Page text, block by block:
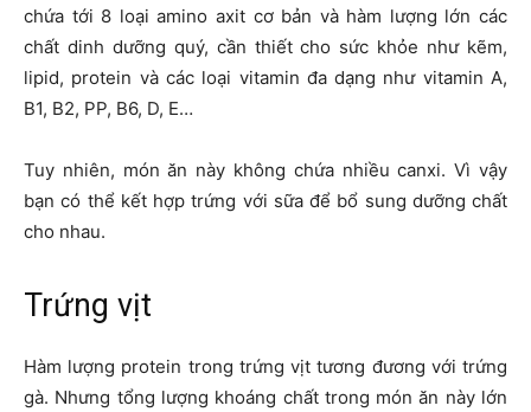
chứa tới 8 loại amino axit cơ bản và hàm lượng lớn các
chất dinh dưỡng quý, cần thiết cho sức khỏe như kẽm,
lipid, protein và các loại vitamin đa dạng như vitamin A,
B1, B2, PP, B6, D, E…
Tuy nhiên, món ăn này không chứa nhiều canxi. Vì vậy
bạn có thể kết hợp trứng với sữa để bổ sung dưỡng chất
cho nhau.
Trứng vịt
Hàm lượng protein trong trứng vịt tương đương với trứng
gà. Nhưng tổng lượng khoáng chất trong món ăn này lớn